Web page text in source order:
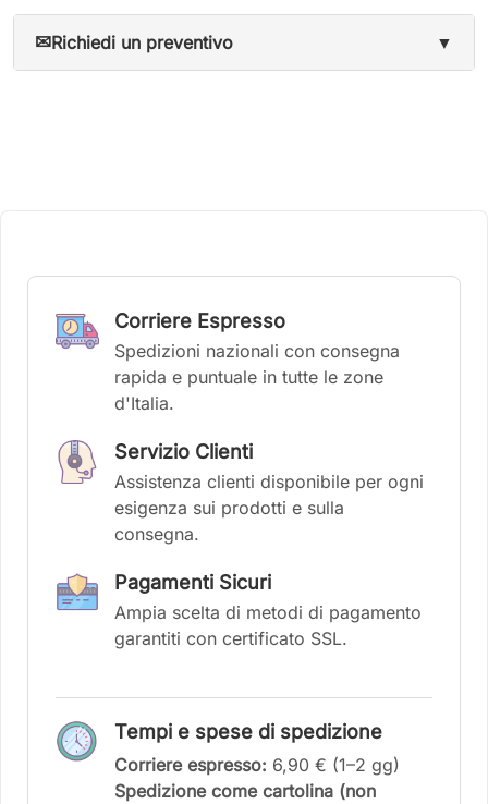
✉Richiedi un preventivo ▼
Corriere Espresso
Spedizioni nazionali con consegna
rapida e puntuale in tutte le zone
d'Italia.
Servizio Clienti
Assistenza clienti disponibile per ogni
esigenza sui prodotti e sulla
consegna.
Pagamenti Sicuri
Ampia scelta di metodi di pagamento
garantiti con certificato SSL.
Tempi e spese di spedizione
Corriere espresso: 6,90 € (1–2 gg)
Spedizione come cartolina (non